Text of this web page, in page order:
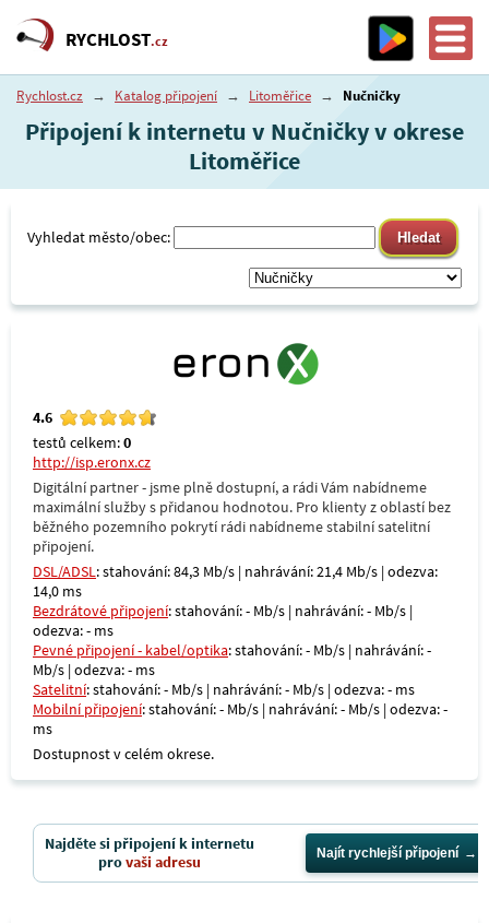
RYCHLOST.cz
Rychlost.cz → Katalog připojení → Litoměřice → Nučničky
Připojení k internetu v Nučničky v okrese
Litoměřice
Vyhledat město/obec:
4.6
testů celkem:0
http://isp.eronx.cz
Digitální partner - jsme plně dostupní, a rádi Vám nabídneme
maximální služby s přidanou hodnotou. Pro klienty z oblastí bez
běžného pozemního pokrytí rádi nabídneme stabilní satelitní
připojení.
DSL/ADSL: stahování: 84,3 Mb/s | nahrávání: 21,4 Mb/s | odezva:
14,0 ms
Bezdrátové připojení: stahování: - Mb/s | nahrávání: - Mb/s |
odezva: - ms
Pevné připojení - kabel/optika: stahování: - Mb/s | nahrávání: -
Mb/s | odezva: - ms
Satelitní: stahování: - Mb/s | nahrávání: - Mb/s | odezva: - ms
Mobilní připojení: stahování: - Mb/s | nahrávání: - Mb/s | odezva: -
ms
Dostupnost v celém okrese.
Najděte si připojení k internetu
provaši adresu Najít rychlejší připojení